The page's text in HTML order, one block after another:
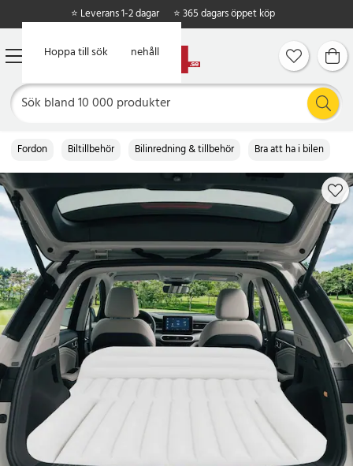
Hoppa till huvudinnehåll
Hoppa till sök
⭐ Leverans 1-2 dagar ⭐ 365 dagars öppet köp
Fordon Biltillbehör Bilinredning & tillbehör Bra att ha i bilen